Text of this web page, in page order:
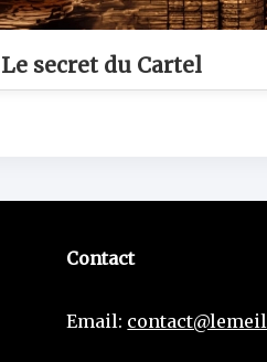
Le secret du Cartel
Contact
Email: